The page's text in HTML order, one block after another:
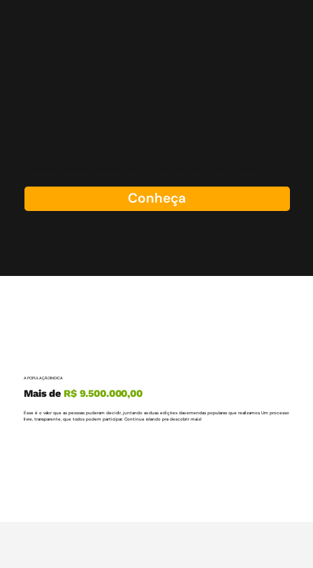
Conheça
A POPULAÇÃO INDICA
Mais de R$ 9.500.000,00
Esse é o valor que as pessoas puderam decidir, juntando as duas edições das emendas populares que realizamos. Um processo
livre, transparente, que todos podem participar. Continue rolando pra descobrir mais!